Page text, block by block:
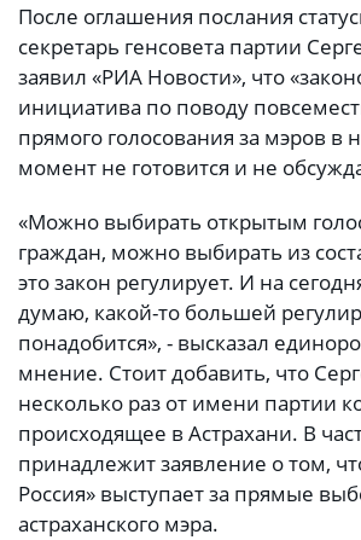
После оглашения послания
секретарь генсовета партии
заявил «РИА Новости», что
инициатива по поводу
прямого голосования за мэров в
момент не готовится и не
«Можно выбирать открытым
граждан, можно выбирать из
это закон регулирует. И на
думаю, какой-то большей
понадобится», - высказал
мнение. Стоит добавить, что
несколько раз от имени партии
происходящее в Астрахани. В
принадлежит заявление о том,
Россия» выступает за прямые
астраханского мэра.